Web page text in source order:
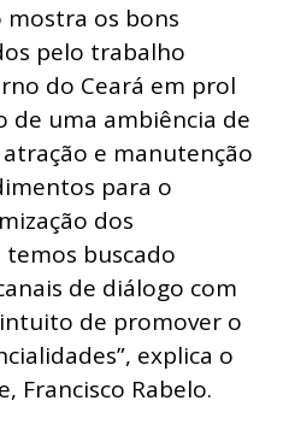
mostra os bons
pelo trabalho
do Ceará em prol
de uma ambiência de
e manutenção
para o
dos
buscado
de diálogo com
de promover o
explica o
Francisco Rabelo.